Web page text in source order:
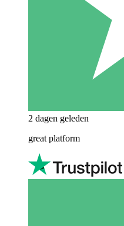
2 dagen geleden
great platform